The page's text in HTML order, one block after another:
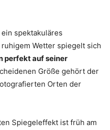
spektakuläres
Wetter spiegelt sich
perfekt auf seiner
Größe gehört der
Orten der
Spiegeleffekt ist früh am